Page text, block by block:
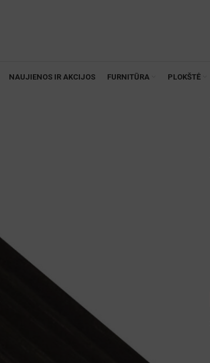
NAUJIENOS IR AKCIJOS FURNITŪRA PLOKŠTĖ